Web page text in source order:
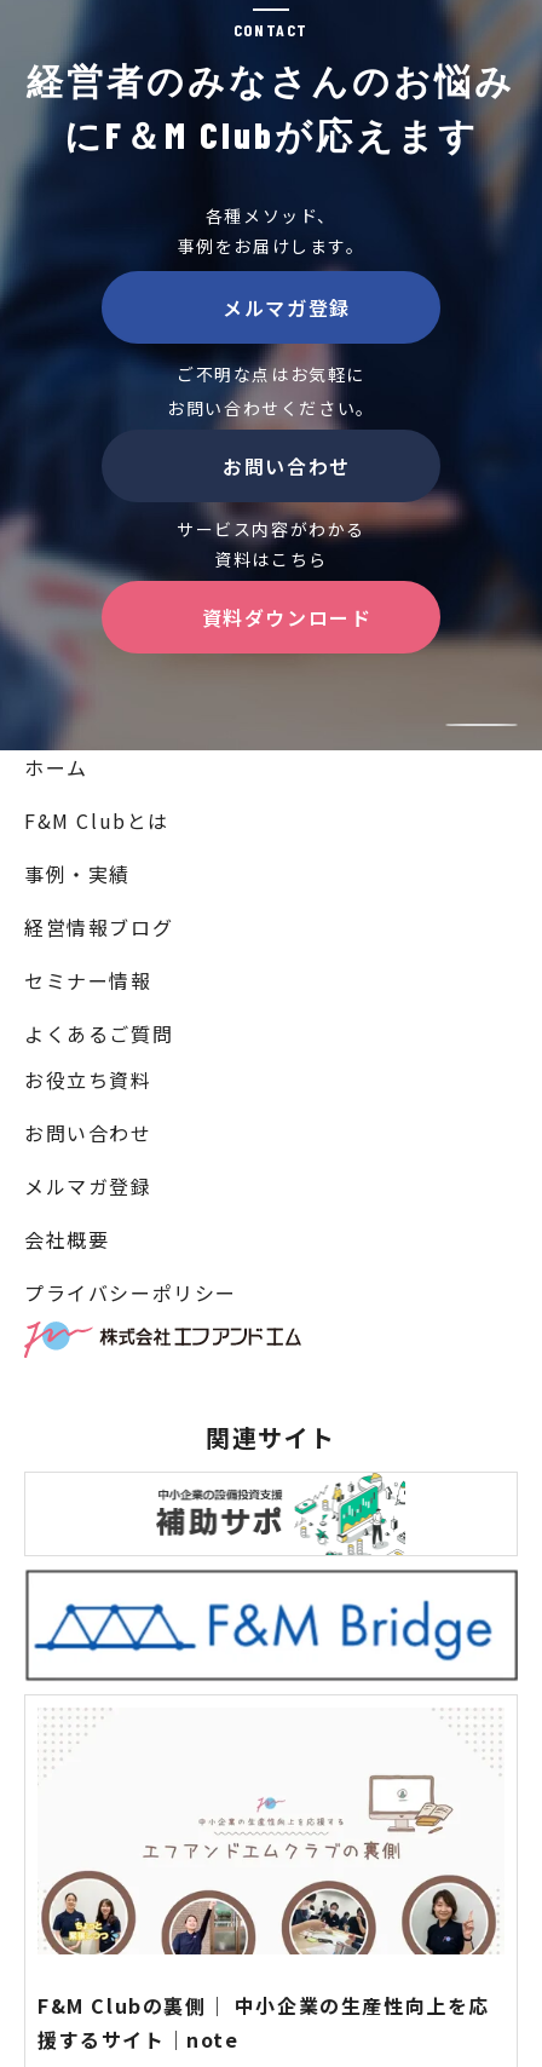
CONTACT
経営者のみなさんのお悩み
にF＆M Clubが応えます
各種メソッド、
事例をお届けします。
メルマガ登録
ご不明な点はお気軽に
お問い合わせください。
お問い合わせ
サービス内容がわかる
資料はこちら
資料ダウンロード
ホーム
F&M Clubとは
事例・実績
経営情報ブログ
セミナー情報
よくあるご質問
お役立ち資料
お問い合わせ
メルマガ登録
会社概要
プライバシーポリシー
関連サイト
F&M Clubの裏側｜ 中小企業の生産性向上を応
援するサイト｜note